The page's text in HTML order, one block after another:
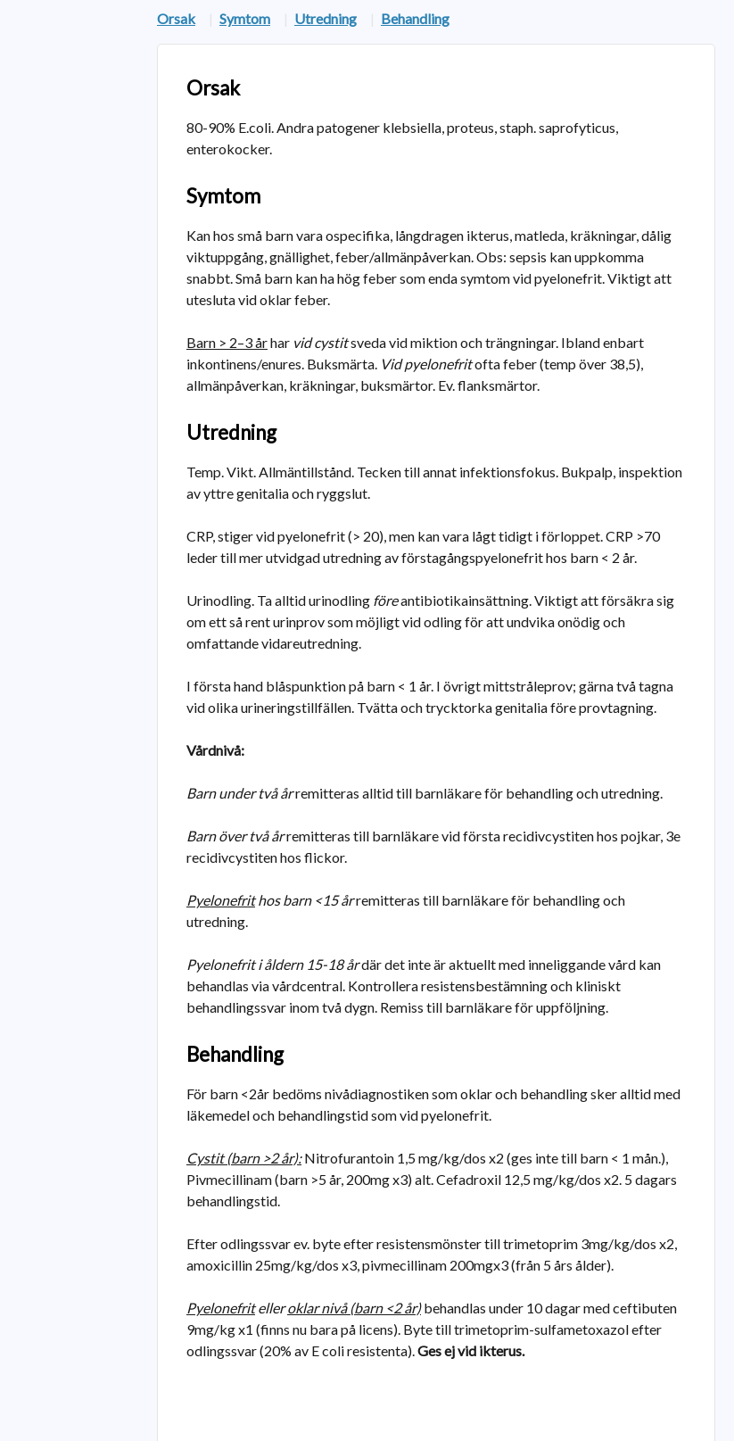
Orsak | Symtom | Utredning | Behandling
Orsak
80-90% E.coli. Andra patogener klebsiella, proteus, staph. saprofyticus,
enterokocker.
Symtom
Kan hos små barn vara ospecifika, långdragen ikterus, matleda, kräkningar, dålig
viktuppgång, gnällighet, feber/allmänpåverkan. Obs: sepsis kan uppkomma
snabbt. Små barn kan ha hög feber som enda symtom vid pyelonefrit. Viktigt att
utesluta vid oklar feber.
Barn > 2–3 århar vid cystitsveda vid miktion och trängningar. Ibland enbart
inkontinens/enures. Buksmärta. Vid pyelonefritofta feber (temp över 38,5),
allmänpåverkan, kräkningar, buksmärtor. Ev. flanksmärtor.
Utredning
Temp. Vikt. Allmäntillstånd. Tecken till annat infektionsfokus. Bukpalp, inspektion
av yttre genitalia och ryggslut.
CRP, stiger vid pyelonefrit (> 20), men kan vara lågt tidigt i förloppet. CRP >70
leder till mer utvidgad utredning av förstagångspyelonefrit hos barn < 2 år.
Urinodling. Ta alltid urinodling föreantibiotikainsättning. Viktigt att försäkra sig
om ett så rent urinprov som möjligt vid odling för att undvika onödig och
omfattande vidareutredning.
I första hand blåspunktion på barn < 1 år. I övrigt mittstråleprov; gärna två tagna
vid olika urineringstillfällen. Tvätta och trycktorka genitalia före provtagning.
Vårdnivå:
Barn under två årremitteras alltid till barnläkare för behandling och utredning.
Barn över två årremitteras till barnläkare vid första recidivcystiten hos pojkar, 3e
recidivcystiten hos flickor.
Pyelonefrithos barn <15 årremitteras till barnläkare för behandling och
utredning.
Pyelonefrit i åldern 15-18 årdär det inte är aktuellt med inneliggande vård kan
behandlas via vårdcentral. Kontrollera resistensbestämning och kliniskt
behandlingssvar inom två dygn. Remiss till barnläkare för uppföljning.
Behandling
För barn <2år bedöms nivådiagnostiken som oklar och behandling sker alltid med
läkemedel och behandlingstid som vid pyelonefrit.
Cystit (barn >2 år):Nitrofurantoin 1,5 mg/kg/dos x2 (ges inte till barn < 1 mån.),
Pivmecillinam (barn >5 år, 200mg x3) alt. Cefadroxil 12,5 mg/kg/dos x2. 5 dagars
behandlingstid.
Efter odlingssvar ev. byte efter resistensmönster till trimetoprim 3mg/kg/dos x2,
amoxicillin 25mg/kg/dos x3, pivmecillinam 200mgx3 (från 5 års ålder).
Pyelonefritelleroklar nivå (barn <2 år)behandlas under 10 dagar med ceftibuten
9mg/kg x1 (finns nu bara på licens). Byte till trimetoprim-sulfametoxazol efter
odlingssvar (20% av E coli resistenta).Ges ej vid ikterus.